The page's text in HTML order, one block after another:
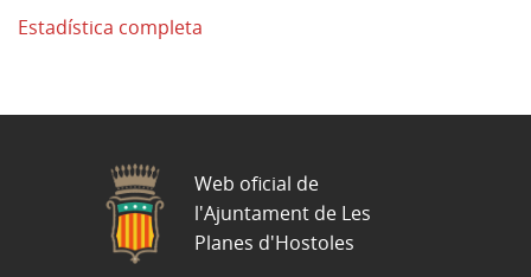
Estadística completa
Web oficial de
l'Ajuntament de Les
Planes d'Hostoles